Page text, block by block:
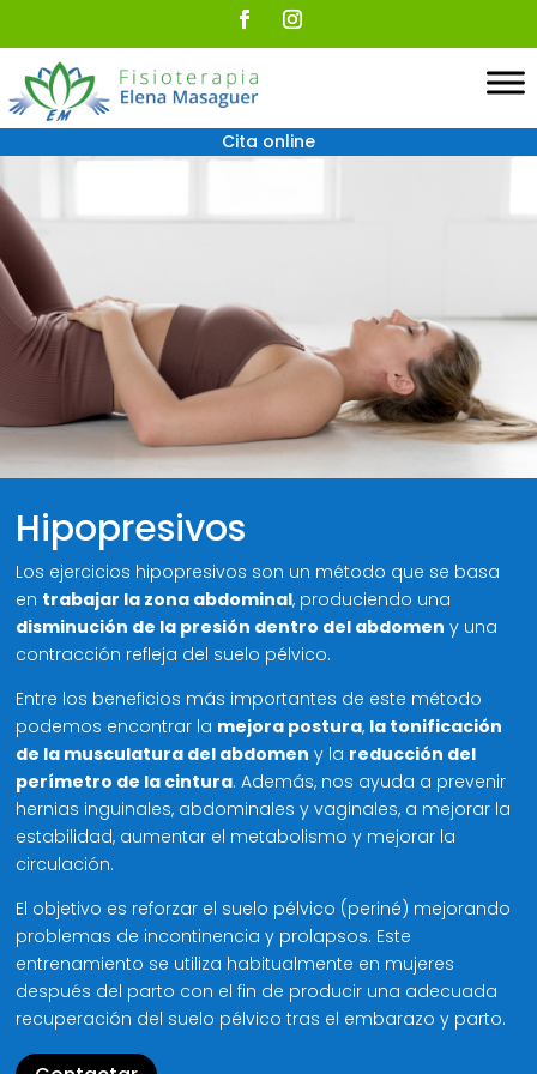
Cita online
Hipopresivos
Los ejercicios hipopresivos son un método que se basa
en trabajar la zona abdominal, produciendo una
disminución de la presión dentro del abdomen y una
contracción refleja del suelo pélvico.
Entre los beneficios más importantes de este método
podemos encontrar la mejora postura, la tonificación
de la musculatura del abdomen y la reducción del
perímetro de la cintura. Además, nos ayuda a prevenir
hernias inguinales, abdominales y vaginales, a mejorar la
estabilidad, aumentar el metabolismo y mejorar la
circulación.
El objetivo es reforzar el suelo pélvico (periné) mejorando
problemas de incontinencia y prolapsos. Este
entrenamiento se utiliza habitualmente en mujeres
después del parto con el fin de producir una adecuada
recuperación del suelo pélvico tras el embarazo y parto.